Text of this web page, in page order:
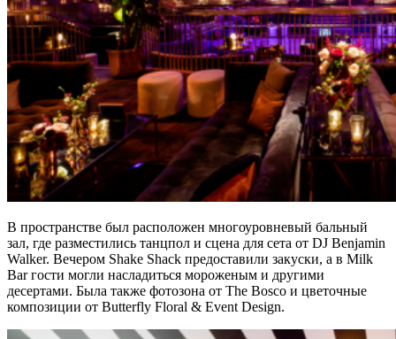
В пространстве был расположен многоуровневый бальный
зал, где разместились танцпол и сцена для сета от DJ Benjamin
Walker. Вечером Shake Shack предоставили закуски, а в Milk
Bar гости могли насладиться мороженым и другими
десертами. Была также фотозона от The Bosco и цветочные
композиции от Butterfly Floral & Event Design.